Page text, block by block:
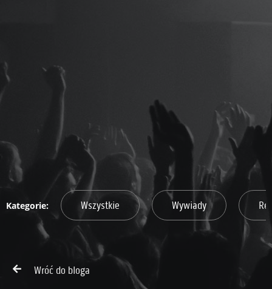
Wszystkie Wywiady
Wróć do bloga